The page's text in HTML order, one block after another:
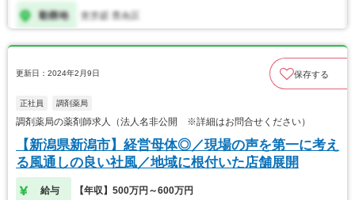
更新日：2024年2月9日 保存する
正社員 調剤薬局
調剤薬局の薬剤師求人（法人名非公開 ※詳細はお問合せください）
【新潟県新潟市】経営母体◎／現場の声を第一に考え
る風通しの良い社風／地域に根付いた店舗展開
給与 【年収】500万円～600万円